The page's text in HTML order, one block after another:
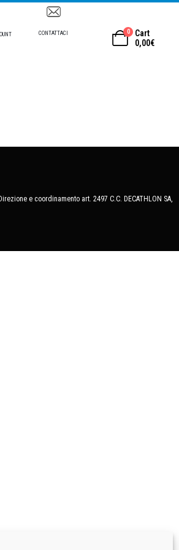
CONTATTACI 0
Cart
0,00€
e coordinamento art. 2497 C.C. DECATHLON SA,